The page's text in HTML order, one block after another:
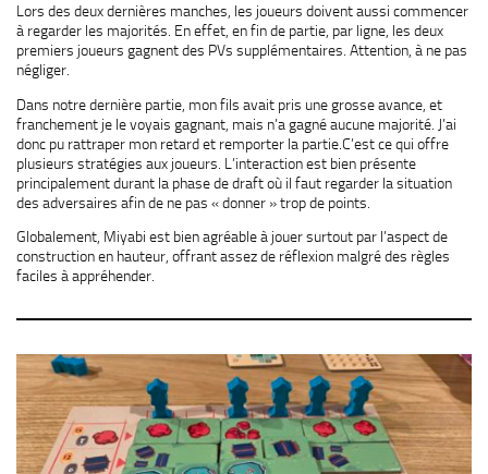
Lors des deux dernières manches, les joueurs doivent aussi commencer
à regarder les majorités. En effet, en fin de partie, par ligne, les deux
premiers joueurs gagnent des PVs supplémentaires. Attention, à ne pas
négliger.
Dans notre dernière partie, mon fils avait pris une grosse avance, et
franchement je le voyais gagnant, mais n’a gagné aucune majorité. J’ai
donc pu rattraper mon retard et remporter la partie.C’est ce qui offre
plusieurs stratégies aux joueurs. L’interaction est bien présente
principalement durant la phase de draft où il faut regarder la situation
des adversaires afin de ne pas « donner » trop de points.
Globalement, Miyabi est bien agréable à jouer surtout par l’aspect de
construction en hauteur, offrant assez de réflexion malgré des règles
faciles à appréhender.